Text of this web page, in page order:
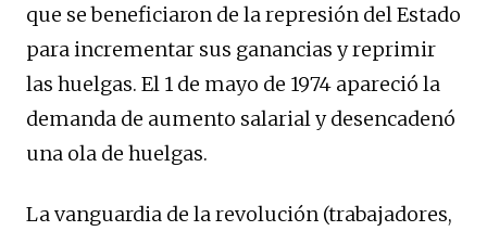
que se beneficiaron de la represión del Estado
para incrementar sus ganancias y reprimir
las huelgas. El 1 de mayo de 1974 apareció la
demanda de aumento salarial y desencadenó
una ola de huelgas.
La vanguardia de la revolución (trabajadores,